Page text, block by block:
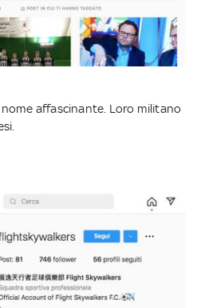
affascinante. Loro militano